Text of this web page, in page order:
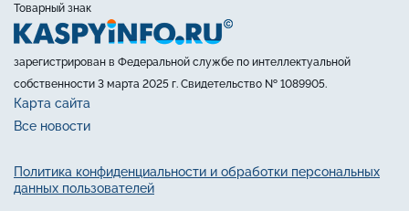
Товарный знак
зарегистрирован в Федеральной службе по интеллектуальной
собственности 3 марта 2025 г. Свидетельство № 1089905.
Карта сайта
Все новости
Политика конфиденциальности и обработки персональных
данных пользователей